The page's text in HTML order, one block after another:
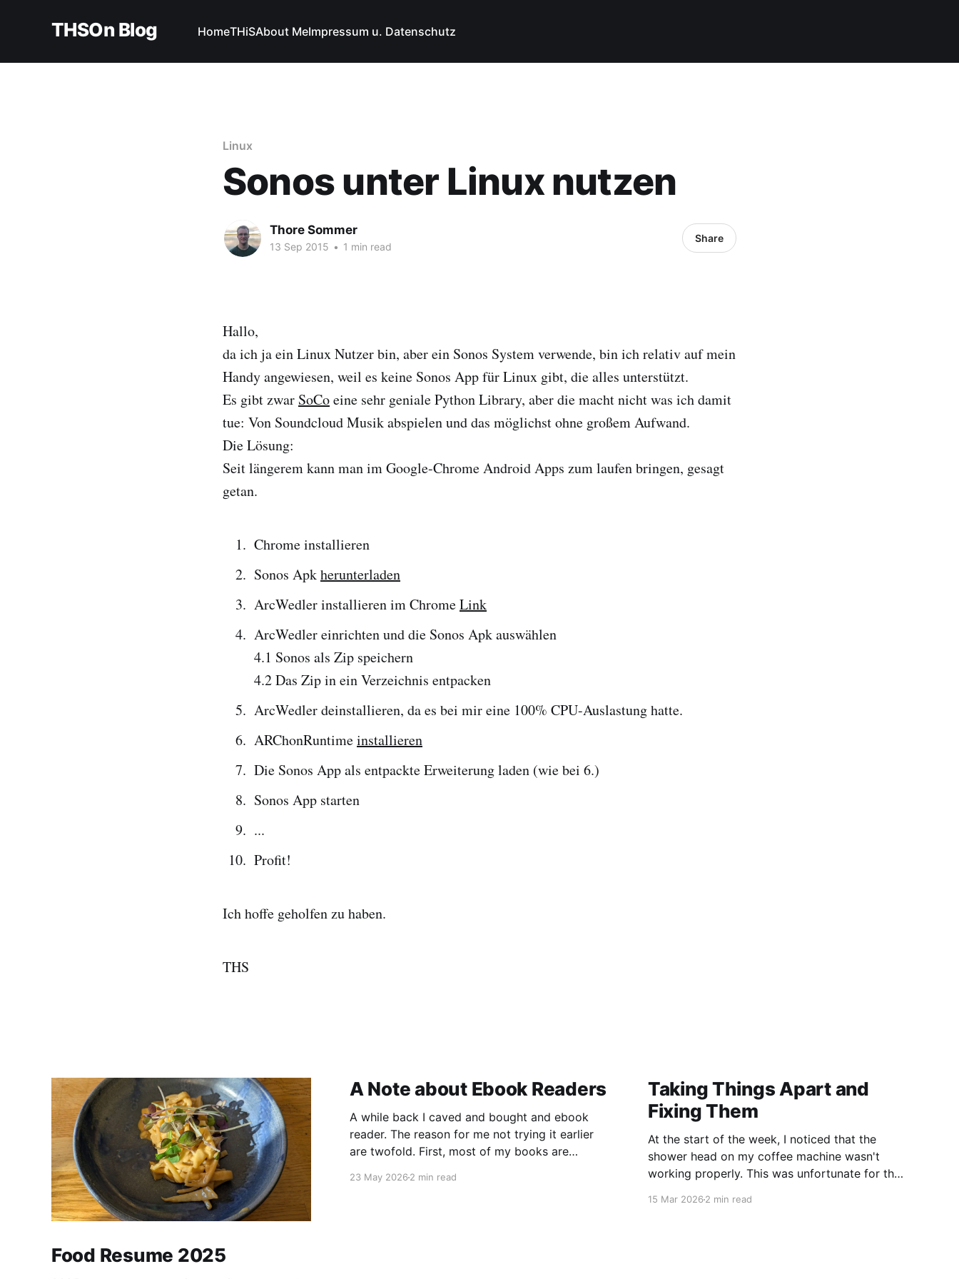
THSOn Blog HomeTHiSAbout MeImpressum u. Datenschutz
Linux
Sonos unter Linux nutzen
Thore Sommer
13 Sep 2015 • 1 min read
Share
Hallo,
da ich ja ein Linux Nutzer bin, aber ein Sonos System verwende, bin ich relativ auf mein
Handy angewiesen, weil es keine Sonos App für Linux gibt, die alles unterstützt.
Es gibt zwar SoCoeine sehr geniale Python Library, aber die macht nicht was ich damit
tue: Von Soundcloud Musik abspielen und das möglichst ohne großem Aufwand.
Die Lösung:
Seit längerem kann man im Google-Chrome Android Apps zum laufen bringen, gesagt
getan.
Chrome installieren
Sonos Apkherunterladen
ArcWedler installieren im ChromeLink
ArcWedler einrichten und die Sonos Apk auswählen
4.1 Sonos als Zip speichern
4.2 Das Zip in ein Verzeichnis entpacken
ArcWedler deinstallieren, da es bei mir eine 100% CPU-Auslastung hatte.
ARChonRuntimeinstallieren
Die Sonos App als entpackte Erweiterung laden (wie bei 6.)
Sonos App starten
...
Profit!
Ich hoffe geholfen zu haben.
THS
Food Resume 2025
A Note about Ebook Readers
A while back I caved and bought and ebook
reader. The reason for me not trying it earlier
are twofold. First, most of my books are
These are often only available in print. Second,
23 May 20262 min read
Taking Things Apart and
Fixing Them
At the start of the week, I noticed that the
shower head on my coffee machine wasn't
working properly. This was unfortunate for the
15 Mar 20262 min read